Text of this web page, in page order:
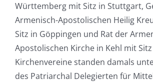
Württemberg mit Sitz in Stuttgart,
Armenisch-Apostolischen Heilig
Sitz in Göppingen und Rat der
Apostolischen Kirche in Kehl mit
Kirchenvereine standen damals
des Patriarchal Delegierten für